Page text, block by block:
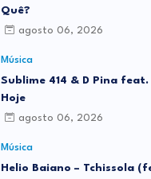
Quê?
agosto 06, 2026
Música
Sublime 414 & D Pina feat.
Hoje
agosto 06, 2026
Música
Helio Baiano – Tchissola